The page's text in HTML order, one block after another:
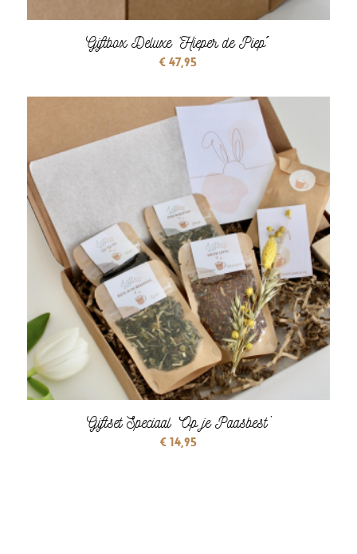
Giftbox Deluxe ‘Hieper de Piep´
€ 47,95
Giftset Speciaal ‘Op je Paasbest’
€14,95